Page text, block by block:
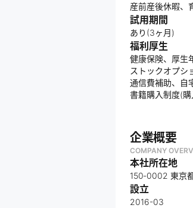
産前産後休暇、
試用期間
あり(3ヶ月)
福利厚生
健康保険、厚生
ストックオプシ
通信費補助、自
書籍購入制度(
企業概要
COMPANY
本社所在地
150‐0002 東京
設立
2016-03